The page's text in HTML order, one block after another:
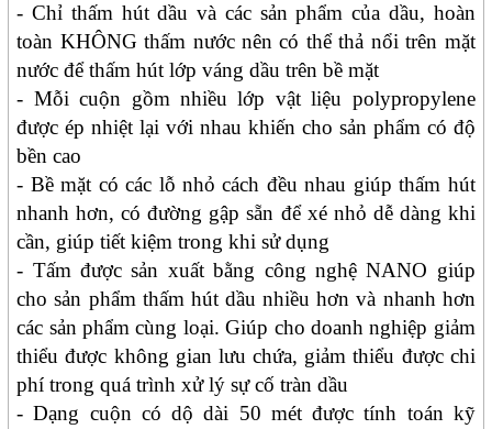
- Chỉ thấm hút dầu và các sản phẩm của dầu, hoàn
toàn KHÔNG thấm nước nên có thể thả nổi trên mặt
nước để thấm hút lớp váng dầu trên bề mặt
- Mỗi cuộn gồm nhiều lớp vật liệu polypropylene
được ép nhiệt lại với nhau khiến cho sản phẩm có độ
bền cao
- Bề mặt có các lỗ nhỏ cách đều nhau giúp thấm hút
nhanh hơn, có đường gập sẵn để xé nhỏ dễ dàng khi
cần, giúp tiết kiệm trong khi sử dụng
- Tấm được sản xuất bằng công nghệ NANO giúp
cho sản phẩm thấm hút dầu nhiều hơn và nhanh hơn
các sản phẩm cùng loại. Giúp cho doanh nghiệp giảm
thiểu được không gian lưu chứa, giảm thiểu được chi
phí trong quá trình xử lý sự cố tràn dầu
- Dạng cuộn có dộ dài 50 mét được tính toán kỹ